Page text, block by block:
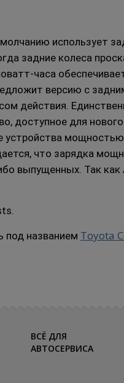
использует
задние колеса
часа
версию с
действия.
доступное для
что зарядка
выпущенных. Так
под названием Toyota
ВСЁ ДЛЯ
АВТОСЕРВИСА